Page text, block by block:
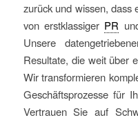
zurück und wissen, dass
von erstklassiger PR
Unsere
Resultate, die weit über
Wir transformieren
Geschäftsprozesse für
Vertrauen Sie auf